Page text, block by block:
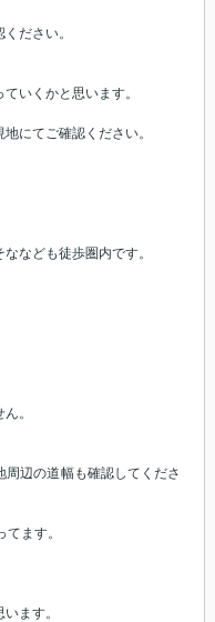
ださい。
いくかと思います。
にてご確認ください。
なども徒歩圏内です。
。
辺の道幅も確認してくださ
ます。
ます。